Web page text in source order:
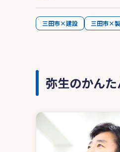
三田市×建設 三田市×
弥生のかん